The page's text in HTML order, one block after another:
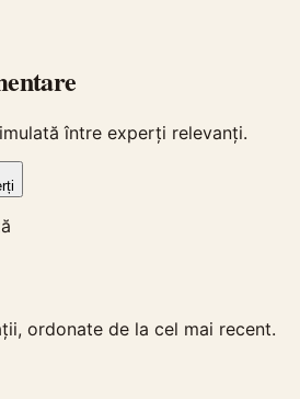
între experți relevanți.
ordonate de la cel mai recent.